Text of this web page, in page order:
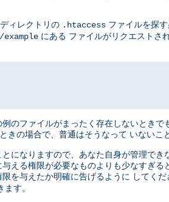
ィレクトリの .htaccess ファイルを探
example にある ファイルがリクエストさ
のファイルがまったく存在しないとき
きの場合で、普通はそうなって いないこ
になりますので、あなた自身が管理で
える権限が必要なものよりも少なすぎる
を与えたか明確に告げるように してくだ
す。